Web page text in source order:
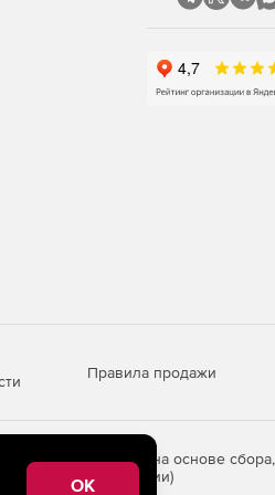
Правила продажи
информации на основе сбора,
Федерации)
OK